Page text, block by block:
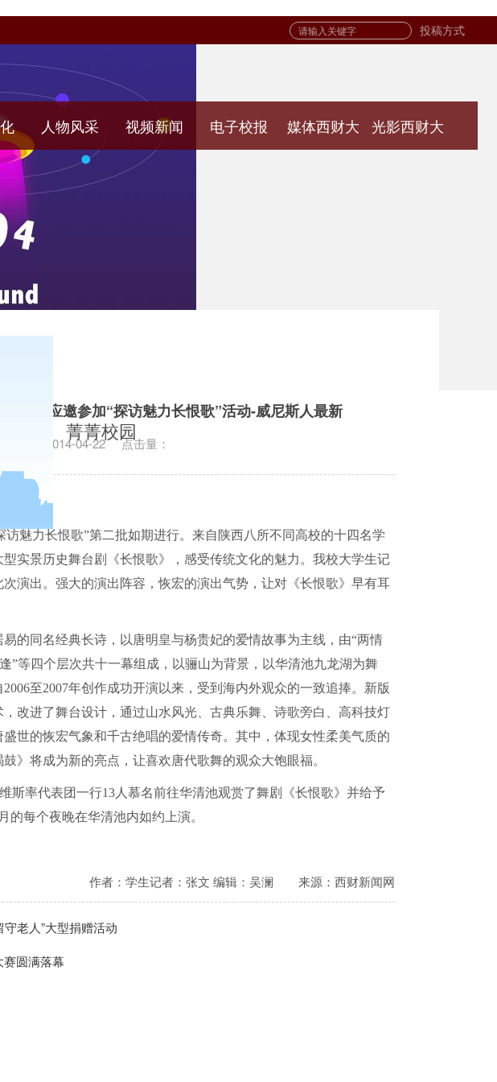
投稿方式
人物风采 视频新闻 电子校报 媒体西财大 光影西财大
菁菁校园
记者应邀参加“探访魅力长恨歌”活动-威尼斯人最新
布日期：2014-04-22 点击量：
访魅力长恨歌”第二批如期进行。来自陕西八所不同高校的十四名学
实景历史舞台剧《长恨歌》，感受传统文化的魅力。我校大学生记
次演出。强大的演出阵容，恢宏的演出气势，让对《长恨歌》早有耳
的同名经典长诗，以唐明皇与杨贵妃的爱情故事为主线，由“两情
”等四个层次共十一幕组成，以骊山为背景，以华清池九龙湖为舞
2006至2007年创作成功开演以来，受到海内外观众的一致追捧。新版
改进了舞台设计，通过山水风光、古典乐舞、诗歌旁白、高科技灯
世的恢宏气象和千古绝唱的爱情传奇。其中，体现女性柔美气质的
》将成为新的亮点，让喜欢唐代歌舞的观众大饱眼福。
斯率代表团一行13 人慕名前往华清池观赏了舞剧《长恨歌》并给予
月的每个夜晚在华清池内如约上演。
作者：学生记者：张文 编辑：吴澜 来源：西财新闻网
老人”大型捐赠活动
圆满落幕